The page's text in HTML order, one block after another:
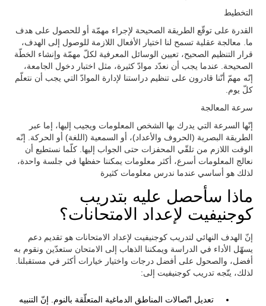
التخطيط
القدرة على توقّع الطريقة الصحيحة لإجراء مهمّة أو للحصول على هدف
ما. معالجة عقلية تسمح لنا اختيار الأفعال اللازمة للوصول إلى الهدف،
قرار التنظيم الصحيح، تعيين الوسائل المعرفية لكلّ مهمّة وإنشاء الخطّة
الصحيحة. عندما يجب أن نعدّد موادّ كثيرة، مثل اختبار دخول الجامعة،
إنّه مهمّ أنّنا قادرون على تنظيم دراستنا لإدارة الموادّ التي يجب أن نتعلّم
كلّ يوم.
سرعة المعالجة
إنّها السرعة التي يدرك بها الشخص المعلومات ويجيب إليها، إما عبر
الطريقة البصرية (الحروف والأعداد)، أو السمعية (اللغة) أو الحركة. إنّه
الوقت اللازم من تلقّي المحفزات حتى الجواب إليها. كلّما نستطيع أن
نعالج المعلومات أسرع، أكثر معلومات يمكننا حفظها في جلسة واحدة،
لذلك هو أساسي عندما ندرس معلومات كثيرة
ماذا سأحصل عليه بتدريب
كوجنيفيت لإعداد الامتحانات؟
إنّ الهدف النهائي لتدريب كوجنيفيت لإعداد الامتحانات هو تقديم دعم
يسهّل الأداء في الدراسة ويمكننا الذهاب إلى الامتحان ستعدّين ونقوم به
أفضل، والصحول على أفضل درجات واختيار خيارات أكثر في مستقبلنا.
لذلك، يتّجه تدريب كوجنيفيت إلى:
تعديل اتّصالات المناطق الدماغية المتعلّقة بالنوم. إنّ التنبيه